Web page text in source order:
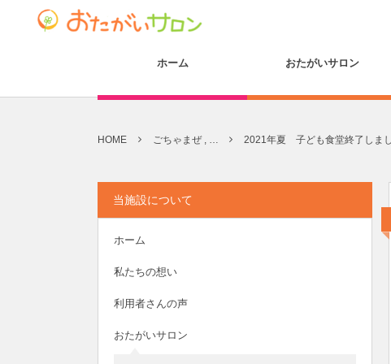
ホーム おたがいサロン
HOME ごちゃまぜ , … 2021年夏 子ども食堂終了しま
当施設について
ホーム
私たちの想い
利用者さんの声
おたがいサロン